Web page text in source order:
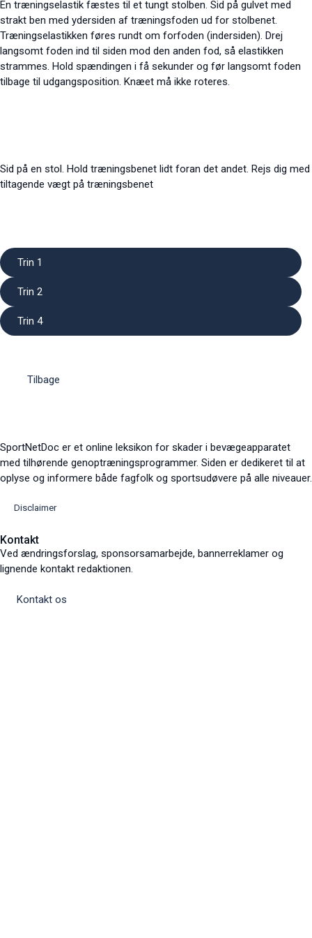
En træningselastik fæstes til et tungt stolben. Sid på gulvet med
strakt ben med ydersiden af træningsfoden ud for stolbenet.
Træningselastikken føres rundt om forfoden (indersiden). Drej
langsomt foden ind til siden mod den anden fod, så elastikken
strammes. Hold spændingen i få sekunder og før langsomt foden
tilbage til udgangsposition. Knæet må ikke roteres.
Sid på en stol. Hold træningsbenet lidt foran det andet. Rejs dig med
tiltagende vægt på træningsbenet
Trin 1
Trin 2
Trin 4
Tilbage
SportNetDoc er et online leksikon for skader i bevægeapparatet
med tilhørende genoptræningsprogrammer. Siden er dedikeret til at
oplyse og informere både fagfolk og sportsudøvere på alle niveauer.
Disclaimer
Kontakt
Ved ændringsforslag, sponsorsamarbejde, bannerreklamer og
lignende kontakt redaktionen.
Kontakt os